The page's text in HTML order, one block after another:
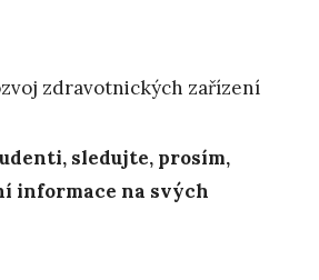
zdravotnických zařízení
sledujte, prosím,
informace na svých